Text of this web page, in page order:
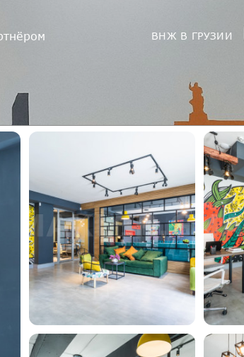
ВНЖ В ГРУЗИИ